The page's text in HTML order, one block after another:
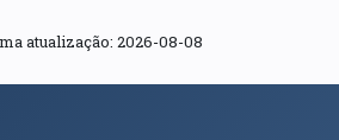
atualização: 2026-08-08